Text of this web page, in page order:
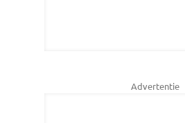
Advertentie